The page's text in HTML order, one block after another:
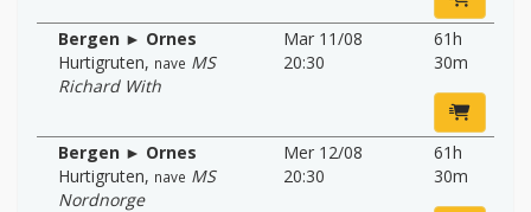
Bergen ► Ornes
Hurtigruten, nave MS
Richard With
Mar 11/08
20:30
61h
30m
Bergen ► Ornes
Hurtigruten, nave MS
Nordnorge
Mer 12/08
20:30
61h
30m